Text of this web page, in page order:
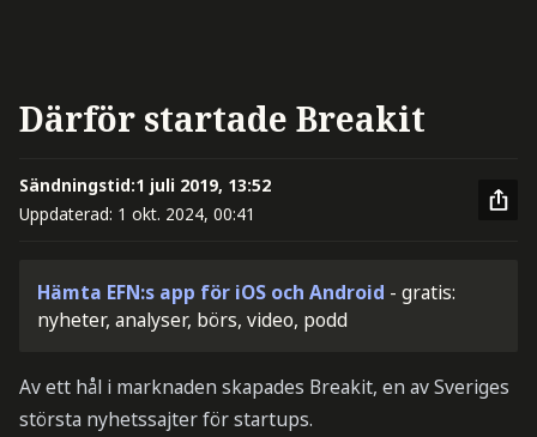
Därför startade Breakit
Sändningstid:1 juli 2019, 13:52
Uppdaterad: 1 okt. 2024, 00:41
Hämta EFN:s app för iOS och Android - gratis:
nyheter, analyser, börs, video, podd
Av ett hål i marknaden skapades Breakit, en av Sveriges
största nyhetssajter för startups.